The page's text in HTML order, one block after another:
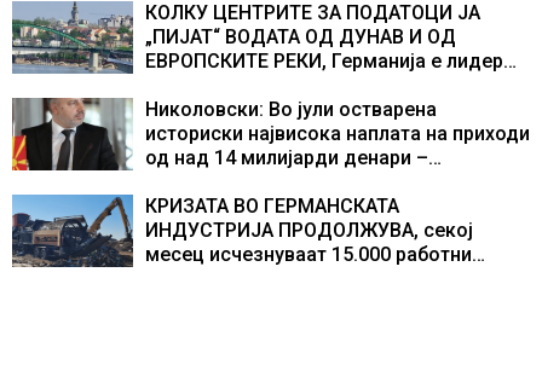
учесниците во бомбардирањето го
доживуваа овој настан што го промени
текот на историјата
КОЛКУ ЦЕНТРИТЕ ЗА ПОДАТОЦИ ЈА
„ПИЈАТ“ ВОДАТА ОД ДУНАВ И ОД
ЕВРОПСКИТЕ РЕКИ, Германија е лидер
центри за податоци
Николовски: Во јули остварена
историски највисока наплата на приходи
од над 14 милијарди денари –
резултати
КРИЗАТА ВО ГЕРМАНСКАТА
ИНДУСТРИЈА ПРОДОЛЖУВА, секој
месец исчезнуваат 15.000 работни